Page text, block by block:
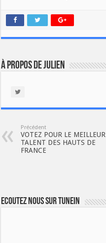
À propos de Julien
Précédent
VOTEZ POUR LE MEILLEUR
TALENT DES HAUTS DE
FRANCE
Ecoutez nous sur TuneIn